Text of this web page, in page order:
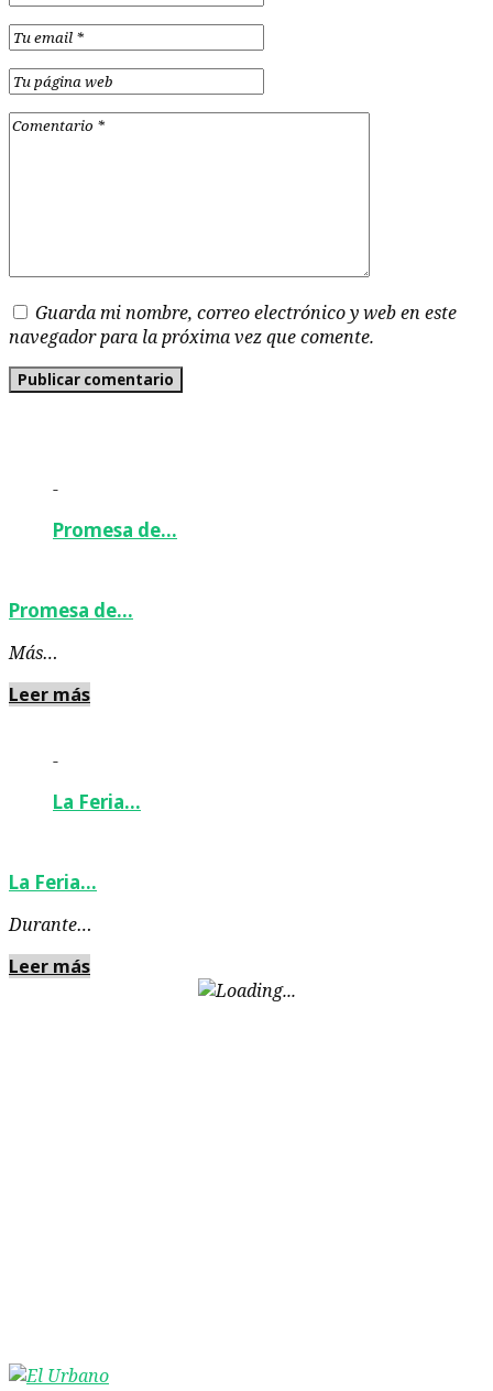
Guarda mi nombre, correo electrónico y web en este
navegador para la próxima vez que comente.
-
Promesa de…
Promesa de…
Más…
Leer más
-
La Feria…
La Feria…
Durante…
Leer más